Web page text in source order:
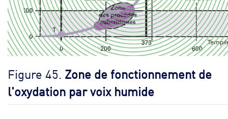
Figure 45. Zone de fonctionnement de
l'oxydation par voix humide